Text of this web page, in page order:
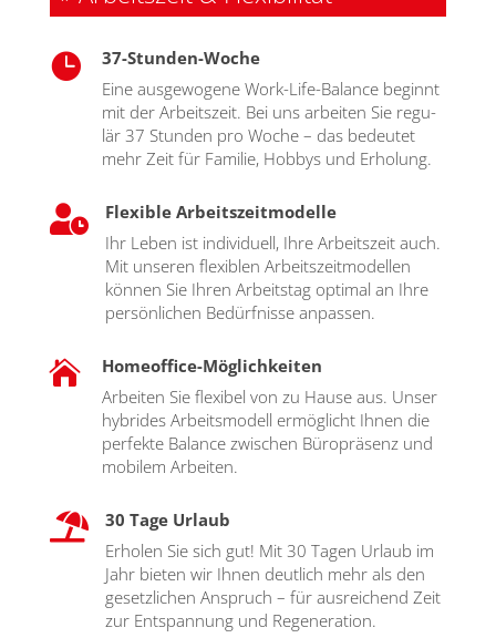

37-Stunden-Woche
Eine aus­ge­wo­ge­ne Work-Life-Balan­ce beginnt
mit der Arbeits­zeit. Bei uns arbei­ten Sie regu­
lär 37 Stun­den pro Woche – das bedeu­tet
mehr Zeit für Fami­lie, Hob­bys und Erho­lung.

Flexible Arbeitszeitmodelle
Ihr Leben ist indi­vi­du­ell, Ihre Arbeits­zeit auch.
Mit unse­ren fle­xi­blen Arbeits­zeit­mo­del­len
kön­nen Sie Ihren Arbeits­tag opti­mal an Ihre
per­sön­li­chen Bedürf­nis­se anpas­sen.

Homeoffice-Möglichkeiten
Arbei­ten Sie fle­xi­bel von zu Hau­se aus. Unser
hybri­des Arbeits­mo­dell ermög­licht Ihnen die
per­fek­te Balan­ce zwi­schen Büro­prä­senz und
mobi­lem Arbei­ten.

30 Tage Urlaub
Erho­len Sie sich gut! Mit 30 Tagen Urlaub im
Jahr bie­ten wir Ihnen deut­lich mehr als den
gesetz­li­chen Anspruch – für aus­rei­chend Zeit
zur Ent­span­nung und Rege­ne­ra­ti­on.